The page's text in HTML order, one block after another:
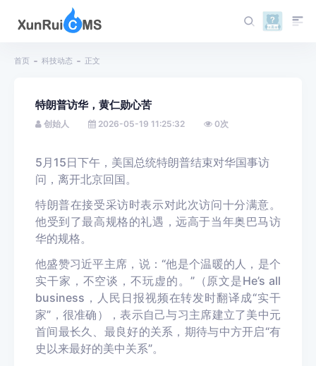
首页 科技动态 正文
特朗普访华，黄仁勋心苦
创始人 2026-05-19 11:25:32 0次
5月15日下午，美国总统特朗普结束对华国事访
问，离开北京回国。
特朗普在接受采访时表示对此次访问十分满意。
他受到了最高规格的礼遇，远高于当年奥巴马访
华的规格。
他盛赞习近平主席，说：“他是个温暖的人，是个
实干家，不空谈，不玩虚的。”（原文是He’s all
business，人民日报视频在转发时翻译成“实干
家”，很准确），表示自己与习主席建立了美中元
首间最长久、最良好的关系，期待与中方开启“有
史以来最好的美中关系”。